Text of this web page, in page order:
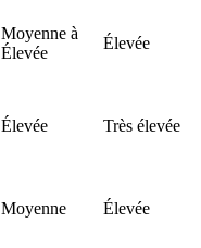
Moyenne à
Élevée
Élevée
Élevée Très élevée
Moyenne Élevée